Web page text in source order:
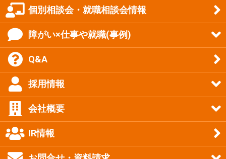
個別相談会・就職相談会情報
障がい×仕事や就職(事例)
Q&A
採用情報
会社概要
IR情報